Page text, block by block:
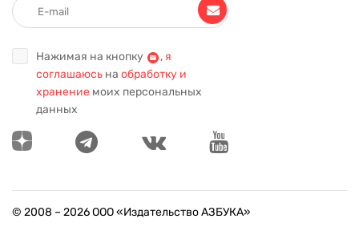
Нажимая на кнопку , я
соглашаюсь на обработку и
хранение моих персональных
данных
© 2008 – 2026ООО «Издательство АЗБУКА»